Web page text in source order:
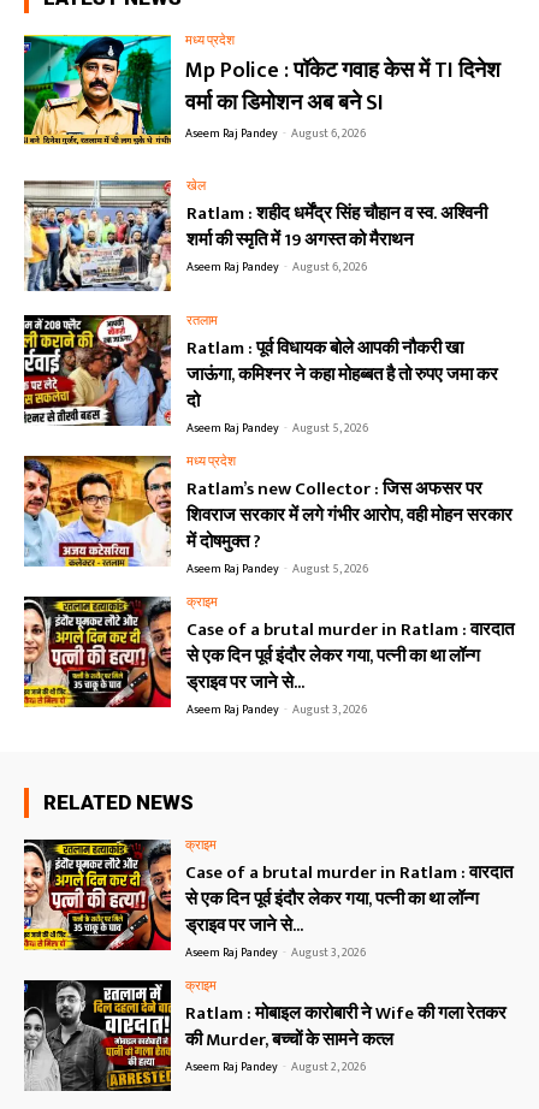
मध्य प्रदेश
Mp Police : पॉकेट गवाह केस में TI दिनेश
वर्मा का डिमोशन अब बने SI
Aseem Raj Pandey - August 6, 2026
खेल
Ratlam : शहीद धर्मेंद्र सिंह चौहान व स्व. अश्विनी
शर्मा की स्मृति में 19 अगस्त को मैराथन
Aseem Raj Pandey - August 6, 2026
रतलाम
Ratlam : पूर्व विधायक बोले आपकी नौकरी खा
जाऊंगा, कमिश्नर ने कहा मोहब्बत है तो रुपए जमा कर
दो
Aseem Raj Pandey - August 5, 2026
मध्य प्रदेश
Ratlam’s new Collector : जिस अफसर पर
शिवराज सरकार में लगे गंभीर आरोप, वही मोहन सरकार
में दोषमुक्त ?
Aseem Raj Pandey - August 5, 2026
क्राइम
Case of a brutal murder in Ratlam : वारदात
से एक दिन पूर्व इंदौर लेकर गया, पत्नी का था लॉन्ग
ड्राइव पर जाने से...
Aseem Raj Pandey - August 3, 2026
RELATED NEWS
क्राइम
Case of a brutal murder in Ratlam : वारदात
से एक दिन पूर्व इंदौर लेकर गया, पत्नी का था लॉन्ग
ड्राइव पर जाने से...
Aseem Raj Pandey - August 3, 2026
क्राइम
Ratlam : मोबाइल कारोबारी ने Wife की गला रेतकर
की Murder, बच्चों के सामने कत्ल
Aseem Raj Pandey - August 2, 2026